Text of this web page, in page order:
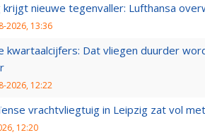
krijgt nieuwe tegenvaller: Lufthansa
2026, 13:36
kwartaalcijfers: Dat vliegen duurder
2026, 12:22
vrachtvliegtuig in Leipzig zat vol
12:20